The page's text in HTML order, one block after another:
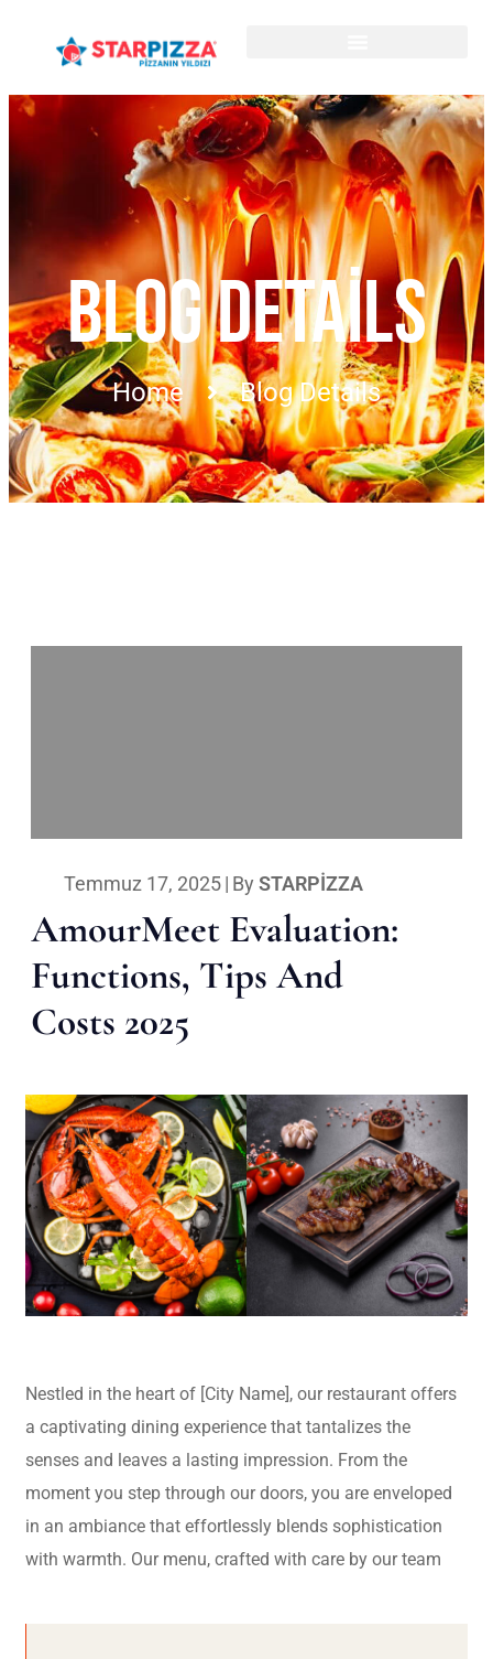
BLOG DETAILS
Home Blog Details
Temmuz 17, 2025| By STARPIZZA
AmourMeet Evaluation:
Functions, Tips And
Costs 2025
Nestled in the heart of [City Name], our restaurant offers
a captivating dining experience that tantalizes the
senses and leaves a lasting impression. From the
moment you step through our doors, you are enveloped
in an ambiance that effortlessly blends sophistication
with warmth. Our menu, crafted with care by our team